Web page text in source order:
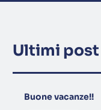
Ultimi post
Buone vacanze!!